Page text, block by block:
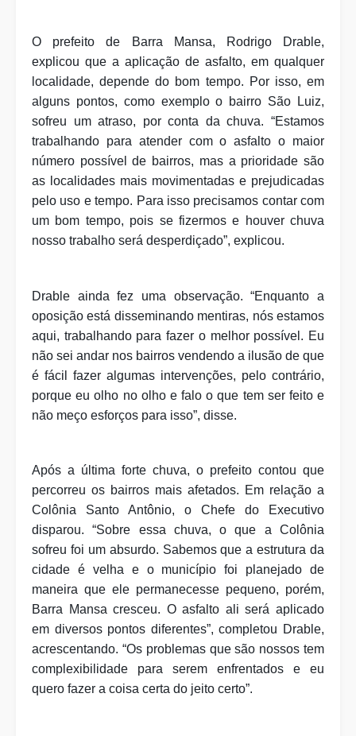
O prefeito de Barra Mansa, Rodrigo Drable,
explicou que a aplicação de asfalto, em qualquer
localidade, depende do bom tempo. Por isso, em
alguns pontos, como exemplo o bairro São Luiz,
sofreu um atraso, por conta da chuva. “Estamos
trabalhando para atender com o asfalto o maior
número possível de bairros, mas a prioridade são
as localidades mais movimentadas e prejudicadas
pelo uso e tempo. Para isso precisamos contar com
um bom tempo, pois se fizermos e houver chuva
nosso trabalho será desperdiçado”, explicou.
Drable ainda fez uma observação. “Enquanto a
oposição está disseminando mentiras, nós estamos
aqui, trabalhando para fazer o melhor possível. Eu
não sei andar nos bairros vendendo a ilusão de que
é fácil fazer algumas intervenções, pelo contrário,
porque eu olho no olho e falo o que tem ser feito e
não meço esforços para isso”, disse.
Após a última forte chuva, o prefeito contou que
percorreu os bairros mais afetados. Em relação a
Colônia Santo Antônio, o Chefe do Executivo
disparou. “Sobre essa chuva, o que a Colônia
sofreu foi um absurdo. Sabemos que a estrutura da
cidade é velha e o município foi planejado de
maneira que ele permanecesse pequeno, porém,
Barra Mansa cresceu. O asfalto ali será aplicado
em diversos pontos diferentes”, completou Drable,
acrescentando. “Os problemas que são nossos tem
complexibilidade para serem enfrentados e eu
quero fazer a coisa certa do jeito certo”.